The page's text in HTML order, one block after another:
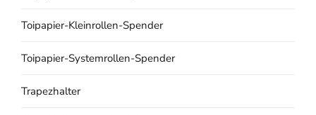
Toipapier-Kleinrollen-Spender
Toipapier-Systemrollen-Spender
Trapezhalter